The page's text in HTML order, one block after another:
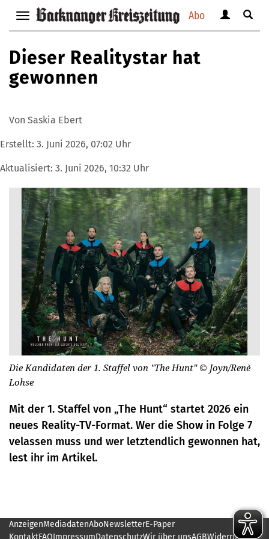
Abo
Navigation
anzeigen
bzw.
verbergen
anzeigen
Suche
Dieser Realitystar hat
gewonnen
Von Saskia Ebert
Erstellt: 3. Juni 2026, 07:02 Uhr
Aktualisiert: 3. Juni 2026, 10:32 Uhr
Die Kandidaten der 1. Staffel von "The Hunt" © Joyn/Renè
Lohse
Mit der 1. Staffel von „The Hunt“ startet 2026 ein
neues Reality-TV-Format. Wer die Show in Folge 7
velassen muss und wer letztendlich gewonnen hat,
lest ihr im Artikel.
AnzeigenMediadatenAboNewsletterE-Paper
KontaktFAQImpressumDatenschutzWir über unsAGBWiderrufJobs